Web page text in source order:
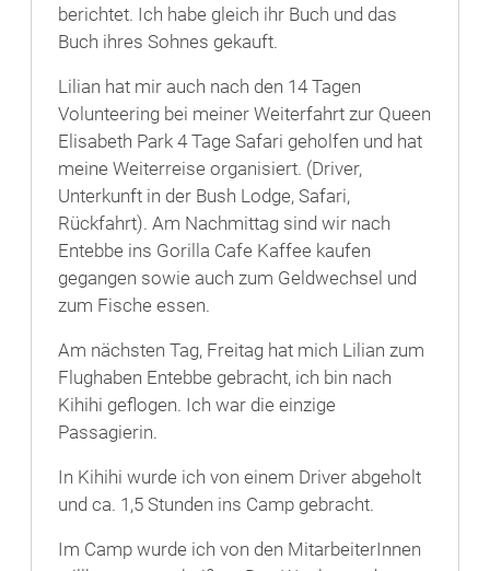
berichtet. Ich habe gleich ihr Buch und das
Buch ihres Sohnes gekauft.
Lilian hat mir auch nach den 14 Tagen
Volunteering bei meiner Weiterfahrt zur Queen
Elisabeth Park 4 Tage Safari geholfen und hat
meine Weiterreise organisiert. (Driver,
Unterkunft in der Bush Lodge, Safari,
Rückfahrt). Am Nachmittag sind wir nach
Entebbe ins Gorilla Cafe Kaffee kaufen
gegangen sowie auch zum Geldwechsel und
zum Fische essen.
Am nächsten Tag, Freitag hat mich Lilian zum
Flughaben Entebbe gebracht, ich bin nach
Kihihi geflogen. Ich war die einzige
Passagierin.
In Kihihi wurde ich von einem Driver abgeholt
und ca. 1,5 Stunden ins Camp gebracht.
Im Camp wurde ich von den MitarbeiterInnen